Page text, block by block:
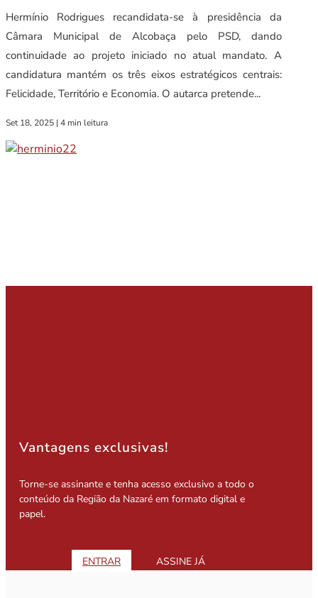
Hermínio Rodrigues recandidata-se à presidência da
Câmara Municipal de Alcobaça pelo PSD, dando
continuidade ao projeto iniciado no atual mandato. A
candidatura mantém os três eixos estratégicos centrais:
Felicidade, Território e Economia. O autarca pretende...
Set 18, 2025 | 4 min leitura
Vantagens exclusivas!
Torne-se assinante e tenha acesso exclusivo a todo o
conteúdo da Região da Nazaré em formato digital e
papel.
ENTRAR ASSINE JÁ